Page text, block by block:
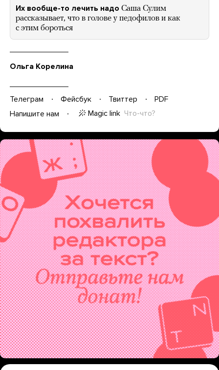
Их вообще-то лечить надо Саша Сулим
рассказывает, что в голове у педофилов и как
с этим бороться
Ольга Корелина
Телеграм Фейсбук Твиттер
PDF
Напишите нам
Magic link Что-что?